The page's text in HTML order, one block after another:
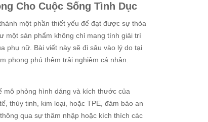
Cho Cuộc Sống Tình Dục
một phần thiết yếu để đạt được sự thỏa
một sản phẩm không chỉ mang tính giải trí
phụ nữ. Bài viết này sẽ đi sâu vào lý do tại
phong phú thêm trải nghiệm cá nhân.
mô phỏng hình dáng và kích thước của
thủy tinh, kim loại, hoặc TPE, đảm bảo an
qua sự thâm nhập hoặc kích thích các